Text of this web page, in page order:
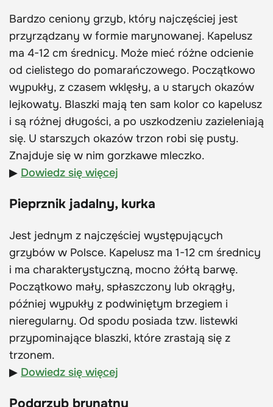
Bardzo ceniony grzyb, który najczęściej jest
przyrządzany w formie marynowanej. Kapelusz
ma 4-12 cm średnicy. Może mieć różne odcienie
od cielistego do pomarańczowego. Początkowo
wypukły, z czasem wklęsły, a u starych okazów
lejkowaty. Blaszki mają ten sam kolor co kapelusz
i są różnej długości, a po uszkodzeniu zazieleniają
się. U starszych okazów trzon robi się pusty.
Znajduje się w nim gorzkawe mleczko.
▶ Dowiedz się więcej
Pieprznik jadalny, kurka
Jest jednym z najczęściej występujących
grzybów w Polsce. Kapelusz ma 1-12 cm średnicy
i ma charakterystyczną, mocno żółtą barwę.
Początkowo mały, spłaszczony lub okrągły,
później wypukły z podwiniętym brzegiem i
nieregularny. Od spodu posiada tzw. listewki
przypominające blaszki, które zrastają się z
trzonem.
▶ Dowiedz się więcej
Podgrzyb brunatny